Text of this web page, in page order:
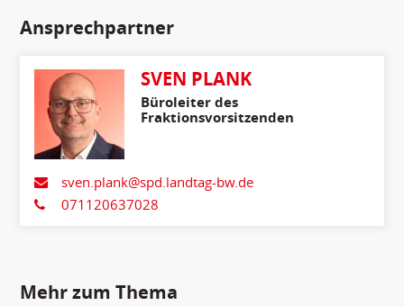
Ansprechpartner
SVEN PLANK
Büroleiter des
Fraktionsvorsitzenden
sven.plank@spd.landtag-bw.de
071120637028
Mehr zum Thema